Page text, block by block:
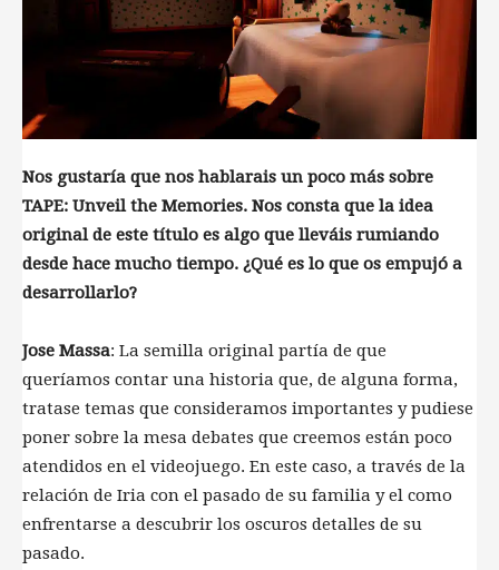
Nos gustaría que nos hablarais un poco más sobre
TAPE: Unveil the Memories. Nos consta que la idea
original de este título es algo que lleváis rumiando
desde hace mucho tiempo. ¿Qué es lo que os empujó a
desarrollarlo?
Jose Massa: La semilla original partía de que
queríamos contar una historia que, de alguna forma,
tratase temas que consideramos importantes y pudiese
poner sobre la mesa debates que creemos están poco
atendidos en el videojuego. En este caso, a través de la
relación de Iria con el pasado de su familia y el como
enfrentarse a descubrir los oscuros detalles de su
pasado.